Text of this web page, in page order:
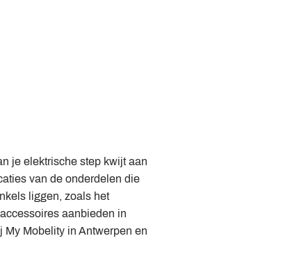
je elektrische step kwijt aan
van de onderdelen die
liggen, zoals het
aanbieden in
Mobelity in Antwerpen en